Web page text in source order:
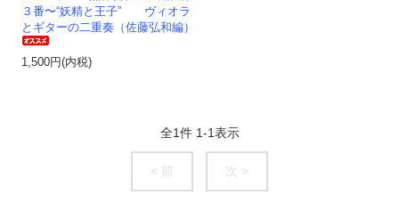
３番〜“妖精と王子” ヴィオラ
とギターの二重奏（佐藤弘和編）
1,500円(内税)
全1件 1-1表示
< 前 次 >